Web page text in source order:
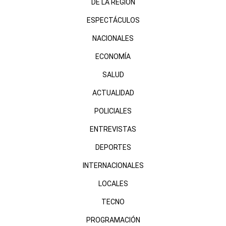
DE LA REGIÓN
ESPECTÁCULOS
NACIONALES
ECONOMÍA
SALUD
ACTUALIDAD
POLICIALES
ENTREVISTAS
DEPORTES
INTERNACIONALES
LOCALES
TECNO
PROGRAMACIÓN